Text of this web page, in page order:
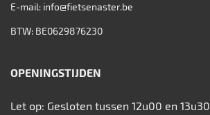
E-mail: info@fietsenaster.be
BTW: BE0629876230
OPENINGSTIJDEN
Let op: Gesloten tussen 12u00 en 13u30